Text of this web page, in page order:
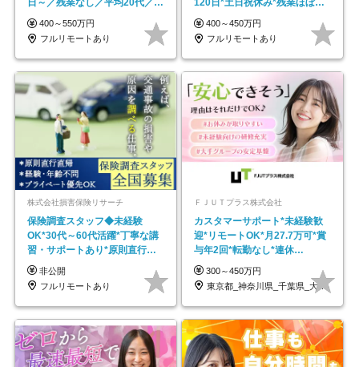
日～／残業なし／平均20代／リ
モートOK
400～550万円
フルリモートあり
120日*土日祝休み*残業ほぼな
し*育児中社員8割以上
400～450万円
フルリモートあり
株式会社損害保険リサーチ
保険調査スタッフ◆未経験
OK*30代～60代活躍*丁寧な講
習・サポートあり*原則直行直
帰／全国募集・業務委託
非公開
フルリモートあり
ＦＪＵＴプラス株式会社
カスタマーサポート*未経験歓
迎*リモートOK*月27.7万可*賞
与年2回*転勤なし*連休
OK/ZE010232
300～450万円
東京都_神奈川県_千葉県_大阪府_愛知県…